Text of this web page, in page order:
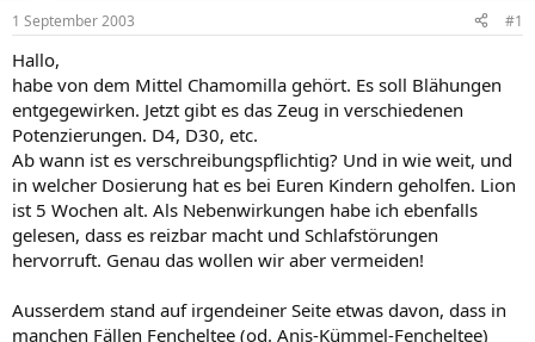
l
e
r
t
m
1 September 2003 #1
Hallo,
habe von dem Mittel Chamomilla gehört. Es soll Blähungen
entgegewirken. Jetzt gibt es das Zeug in verschiedenen
Potenzierungen. D4, D30, etc.
Ab wann ist es verschreibungspflichtig? Und in wie weit, und
in welcher Dosierung hat es bei Euren Kindern geholfen. Lion
ist 5 Wochen alt. Als Nebenwirkungen habe ich ebenfalls
gelesen, dass es reizbar macht und Schlafstörungen
hervorruft. Genau das wollen wir aber vermeiden!
Ausserdem stand auf irgendeiner Seite etwas davon, dass in
manchen Fällen Fencheltee (od. Anis-Kümmel-Fencheltee)